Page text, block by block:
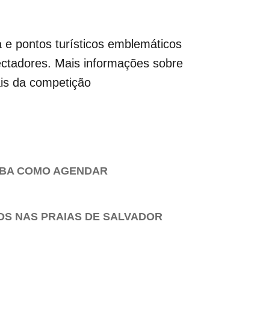
e pontos turísticos emblemáticos
Mais informações sobre
da competição
COMO AGENDAR
NAS PRAIAS DE SALVADOR